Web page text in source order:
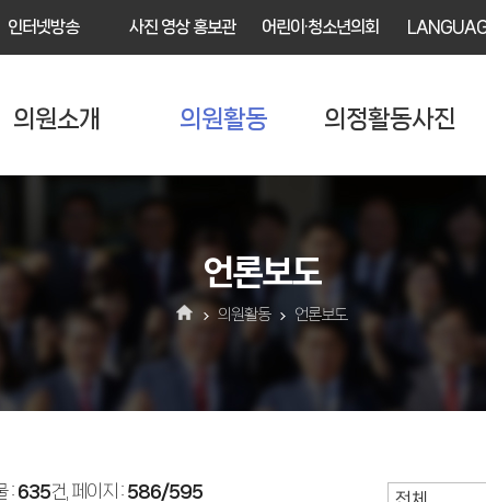
인터넷방송 사진 영상 홍보관 어린이·청소년의회
의원소개 의원활동 의정활동사진
언론보도
의원활동 언론보도
: 635건, 페이지 : 586/595